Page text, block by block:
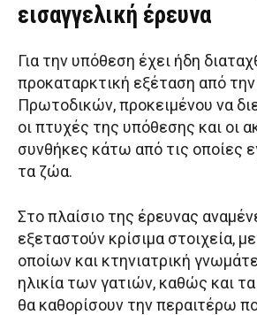
εισαγγελική έρευνα
Για την υπόθεση έχει ήδη
προκαταρκτική εξέταση από την
Πρωτοδικών, προκειμένου να
οι πτυχές της υπόθεσης και οι
συνθήκες κάτω από τις οποίες
τα ζώα.
Στο πλαίσιο της έρευνας
εξεταστούν κρίσιμα στοιχεία,
οποίων και κτηνιατρική
ηλικία των γατιών, καθώς και
θα καθορίσουν την περαιτέρω